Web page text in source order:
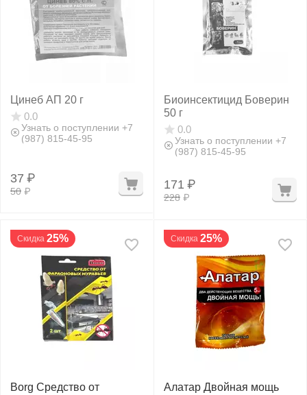
Цинеб АП 20 г
0.0
Узнать о поступлении +7
(987) 815-45-95
50 ₽
37 ₽
Биоинсектицид Боверин
50 г
0.0
Узнать о поступлении +7
(987) 815-45-95
228 ₽
171 ₽
Скидка 25%
Borg Средство от
Скидка 25%
Алатар Двойная мощь